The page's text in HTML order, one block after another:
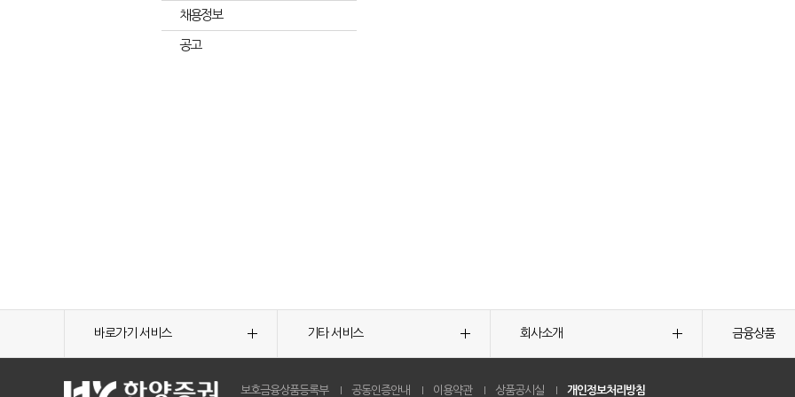
채용정보
공고
바로가기 서비스 기타 서비스 회사소개 금융상품
보호금융상품등록부 공동인증안내 이용약관 상품공시실 개인정보처리방침